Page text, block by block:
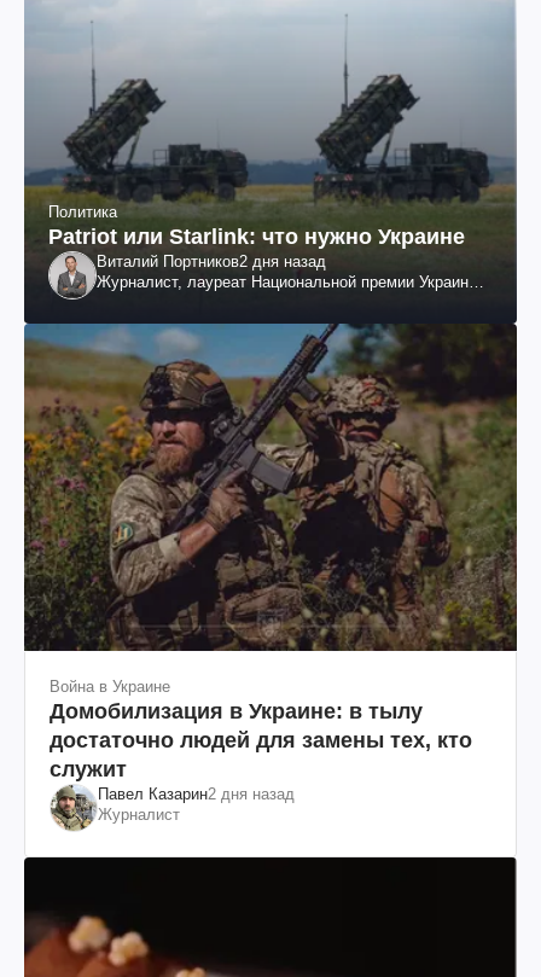
Политика
Patriot или Starlink: что нужно Украине
Виталий Портников2 дня назад
Журналист, лауреат Национальной премии Украины
Война в Украине
Домобилизация в Украине: в тылу
достаточно людей для замены тех, кто
служит
Павел Казарин2 дня назад
Журналист